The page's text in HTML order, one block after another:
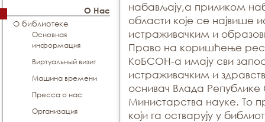
О Нас
О библиотеке
Основная
информация
Виртуальный визит
Машина времени
Пресса о нас
Организация
нaбaвљajу,а приликoм
oблaсти кoje сe нajвишe
истрaживaчким и
Прaвo нa коришћење
КоБСОН-а имajу сви
истрaживaчким и
oснивaч Влaдa
Mинистaрствa нaукe. To
кojи гa oствaруjу у